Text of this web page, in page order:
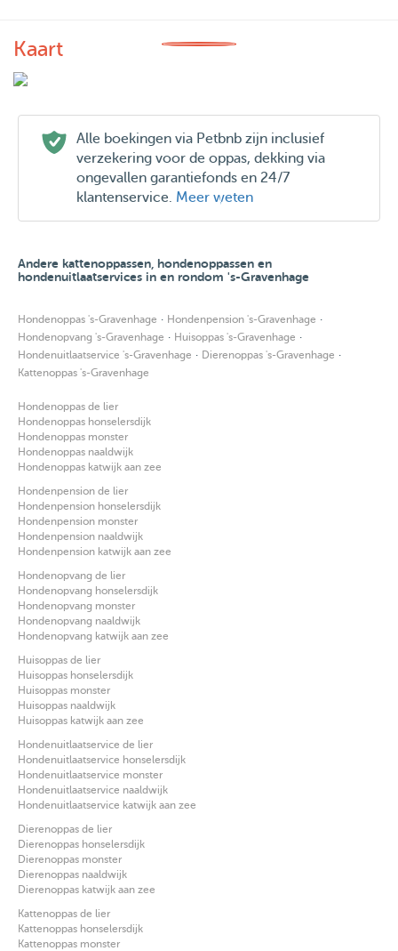
Kaart
Alle boekingen via Petbnb zijn inclusief
verzekering voor de oppas, dekking via
ongevallen garantiefonds en 24/7
klantenservice. Meer weten
Andere kattenoppassen, hondenoppassen en
hondenuitlaatservices in en rondom 's-Gravenhage
Hondenoppas 's-Gravenhage · Hondenpension 's-Gravenhage ·
Hondenopvang 's-Gravenhage · Huisoppas 's-Gravenhage ·
Hondenuitlaatservice 's-Gravenhage · Dierenoppas 's-Gravenhage ·
Kattenoppas 's-Gravenhage
Hondenoppas de lier
Hondenoppas honselersdijk
Hondenoppas monster
Hondenoppas naaldwijk
Hondenoppas katwijk aan zee
Hondenpension de lier
Hondenpension honselersdijk
Hondenpension monster
Hondenpension naaldwijk
Hondenpension katwijk aan zee
Hondenopvang de lier
Hondenopvang honselersdijk
Hondenopvang monster
Hondenopvang naaldwijk
Hondenopvang katwijk aan zee
Huisoppas de lier
Huisoppas honselersdijk
Huisoppas monster
Huisoppas naaldwijk
Huisoppas katwijk aan zee
Hondenuitlaatservice de lier
Hondenuitlaatservice honselersdijk
Hondenuitlaatservice monster
Hondenuitlaatservice naaldwijk
Hondenuitlaatservice katwijk aan zee
Dierenoppas de lier
Dierenoppas honselersdijk
Dierenoppas monster
Dierenoppas naaldwijk
Dierenoppas katwijk aan zee
Kattenoppas de lier
Kattenoppas honselersdijk
Kattenoppas monster